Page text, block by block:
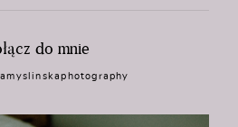
do mnie